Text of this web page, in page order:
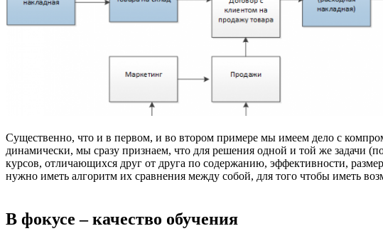
Существенно, что и в первом, и во втором примере мы имеем дело с
динамически, мы сразу признаем, что для решения одной и той же задачи
курсов, отличающихся друг от друга по содержанию, эффективности,
нужно иметь алгоритм их сравнения между собой, для того чтобы иметь
В фокусе – качество обучения